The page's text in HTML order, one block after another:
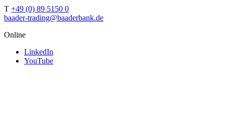
T +49 (0) 89 5150 0
baader-trading@baaderbank.de
Online
LinkedIn
YouTube